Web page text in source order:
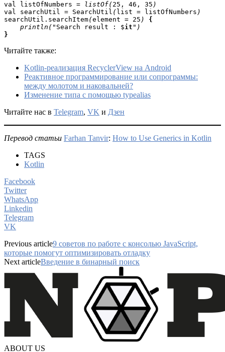
val listOfNumbers = listOf(25, 46, 35
val searchUtil = SearchUtil ( list = listOfNumbers
searchUtil.searchItem(element = 25 ) {
println( "Search result : $it "
}
Читайте также:
Kotlin-реализация RecyclerView на Android
Реактивное программирование или сопрограммы:
между молотом и наковальней?
Изменение типа с помощью typealias
Читайте нас в Telegram, VK и Дзен
Перевод статьи Farhan Tanvir: How to Use Generics in Kotlin
TAGS
Kotlin
Facebook
Twitter
WhatsApp
Linkedin
Telegram
VK
Previous article9 советов по работе с консолью JavaScript,
которые помогут оптимизировать отладку
Next articleВведение в бинарный поиск
ABOUT US